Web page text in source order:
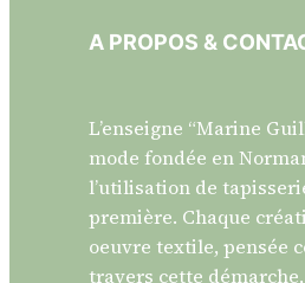
A PROPOS &
L’enseigne “Marine
mode fondée en
l’utilisation de
première. Chaque
oeuvre textile, pensée
travers cette